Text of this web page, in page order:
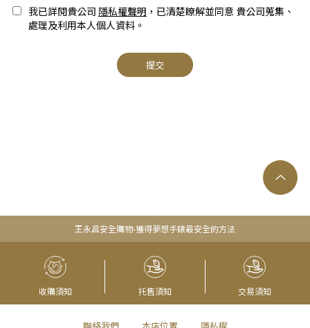
我已詳閱貴公司 隱私權聲明 ，已清楚瞭解並同意 貴公司蒐集、
處理及利用本人個人資料。
提交
王永昌安全購物-獲得夢想手錶最安全的方法
收購須知 托售須知 交易須知